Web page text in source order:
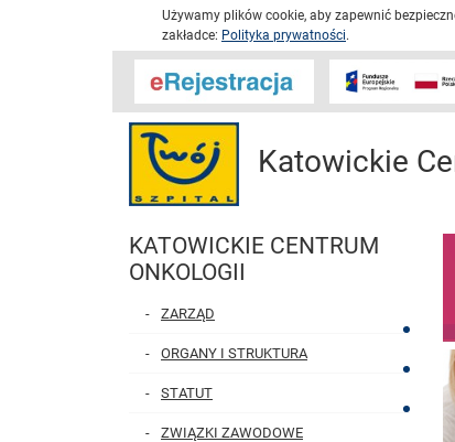
Używamy plików cookie, aby zapewnić
zakładce: Polityka prywatności.
Katowickie
KATOWICKIE CENTRUM
ONKOLOGII
ZARZĄD
ORGANY I STRUKTURA
STATUT
ZWIĄZKI ZAWODOWE